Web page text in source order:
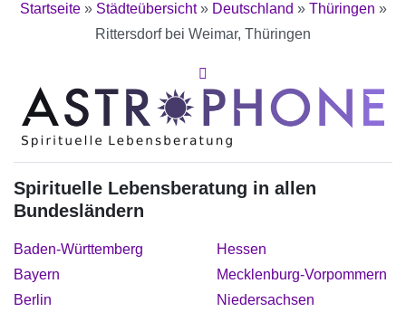
Startseite» Städteübersicht» Deutschland » Thüringen »
Rittersdorf bei Weimar, Thüringen
Spirituelle Lebensberatung in allen
Bundesländern
Baden-Württemberg
Bayern
Berlin
Hessen
Mecklenburg-Vorpommern
Niedersachsen